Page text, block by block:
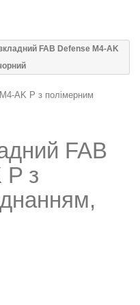
FAB Defense M4-AK
FAB
P з